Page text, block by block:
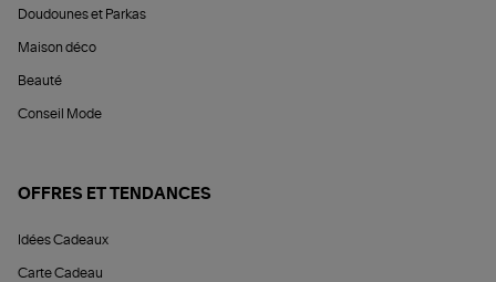
Doudounes et Parkas
Maison déco
Beauté
Conseil Mode
OFFRES ET TENDANCES
Idées Cadeaux
Carte Cadeau